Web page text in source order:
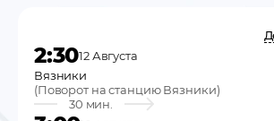
2:3012 Августа
Вязники
(Поворот на станцию Вязники)
30 мин.